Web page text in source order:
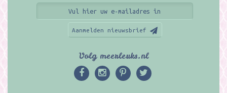
Aanmelden nieuwsbrief
Volg meerleuks.nl